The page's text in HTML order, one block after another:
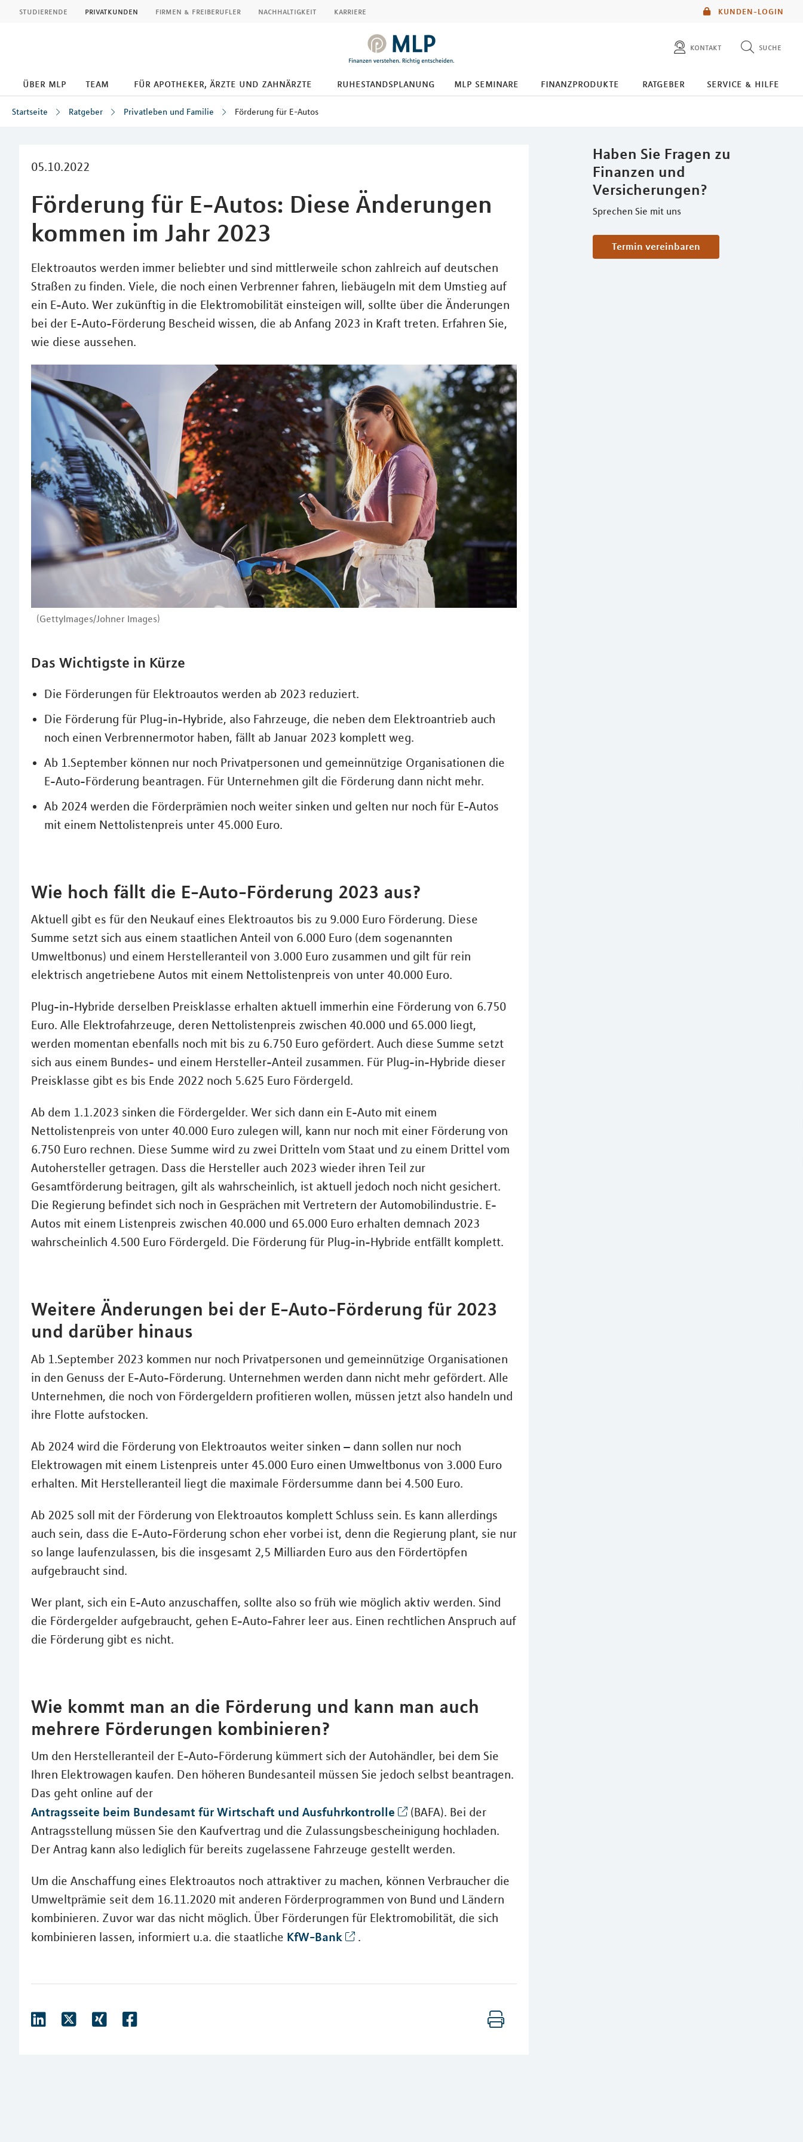
KUNDEN-LOGIN
studierende privatkunden firmen & freiberufler nachhaltigkeit karriere
kontakt suche
diese website durchsuchen
über mlp team für apotheker, ärzte und zahnärzte ruhestandsplanung mlp seminare finanzprodukte ratgeber service & hilfe
Startseite Ratgeber Privatleben und Familie Förderung für E-Autos
05.10.2022
Förderung für E-Autos: Diese Änderungen
kommen im Jahr 2023
Elektroautos werden immer beliebter und sind mittlerweile schon zahlreich auf deutschen
Straßen zu finden. Viele, die noch einen Verbrenner fahren, liebäugeln mit dem Umstieg auf
ein E-Auto. Wer zukünftig in die Elektromobilität einsteigen will, sollte über die Änderungen
bei der E-Auto-Förderung Bescheid wissen, die ab Anfang 2023 in Kraft treten. Erfahren Sie,
wie diese aussehen.
(GettyImages/Johner Images)
Haben Sie Fragen zu
Finanzen und
Versicherungen?
Sprechen Sie mit uns
Termin vereinbaren
Das Wichtigste in Kürze
Die Förderungen für Elektroautos werden ab 2023 reduziert.
Die Förderung für Plug-in-Hybride, also Fahrzeuge, die neben dem Elektroantrieb auch
noch einen Verbrennermotor haben, fällt ab Januar 2023 komplett weg.
Ab 1.September können nur noch Privatpersonen und gemeinnützige Organisationen die
E-Auto-Förderung beantragen. Für Unternehmen gilt die Förderung dann nicht mehr.
Ab 2024 werden die Förderprämien noch weiter sinken und gelten nur noch für E-Autos
mit einem Nettolistenpreis unter 45.000 Euro.
Wie hoch fällt die E-Auto-Förderung 2023 aus?
Aktuell gibt es für den Neukauf eines Elektroautos bis zu 9.000 Euro Förderung. Diese
Summe setzt sich aus einem staatlichen Anteil von 6.000 Euro (dem sogenannten
Umweltbonus) und einem Herstelleranteil von 3.000 Euro zusammen und gilt für rein
elektrisch angetriebene Autos mit einem Nettolistenpreis von unter 40.000 Euro.
Plug-in-Hybride derselben Preisklasse erhalten aktuell immerhin eine Förderung von 6.750
Euro. Alle Elektrofahrzeuge, deren Nettolistenpreis zwischen 40.000 und 65.000 liegt,
werden momentan ebenfalls noch mit bis zu 6.750 Euro gefördert. Auch diese Summe setzt
sich aus einem Bundes- und einem Hersteller-Anteil zusammen. Für Plug-in-Hybride dieser
Preisklasse gibt es bis Ende 2022 noch 5.625 Euro Fördergeld.
Ab dem 1.1.2023 sinken die Fördergelder. Wer sich dann ein E-Auto mit einem
Nettolistenpreis von unter 40.000 Euro zulegen will, kann nur noch mit einer Förderung von
6.750 Euro rechnen. Diese Summe wird zu zwei Dritteln vom Staat und zu einem Drittel vom
Autohersteller getragen. Dass die Hersteller auch 2023 wieder ihren Teil zur
Gesamtförderung beitragen, gilt als wahrscheinlich, ist aktuell jedoch noch nicht gesichert.
Die Regierung befindet sich noch in Gesprächen mit Vertretern der Automobilindustrie. E-
Autos mit einem Listenpreis zwischen 40.000 und 65.000 Euro erhalten demnach 2023
wahrscheinlich 4.500 Euro Fördergeld. Die Förderung für Plug-in-Hybride entfällt komplett.
Weitere Änderungen bei der E-Auto-Förderung für 2023
und darüber hinaus
Ab 1.September 2023 kommen nur noch Privatpersonen und gemeinnützige Organisationen
in den Genuss der E-Auto-Förderung. Unternehmen werden dann nicht mehr gefördert. Alle
Unternehmen, die noch von Fördergeldern profitieren wollen, müssen jetzt also handeln und
ihre Flotte aufstocken.
Ab 2024 wird die Förderung von Elektroautos weiter sinken – dann sollen nur noch
Elektrowagen mit einem Listenpreis unter 45.000 Euro einen Umweltbonus von 3.000 Euro
erhalten. Mit Herstelleranteil liegt die maximale Fördersumme dann bei 4.500 Euro.
Ab 2025 soll mit der Förderung von Elektroautos komplett Schluss sein. Es kann allerdings
auch sein, dass die E-Auto-Förderung schon eher vorbei ist, denn die Regierung plant, sie nur
so lange laufenzulassen, bis die insgesamt 2,5 Milliarden Euro aus den Fördertöpfen
aufgebraucht sind.
Wer plant, sich ein E-Auto anzuschaffen, sollte also so früh wie möglich aktiv werden. Sind
die Fördergelder aufgebraucht, gehen E-Auto-Fahrer leer aus. Einen rechtlichen Anspruch auf
die Förderung gibt es nicht.
Wie kommt man an die Förderung und kann man auch
mehrere Förderungen kombinieren?
Um den Herstelleranteil der E-Auto-Förderung kümmert sich der Autohändler, bei dem Sie
Ihren Elektrowagen kaufen. Den höheren Bundesanteil müssen Sie jedoch selbst beantragen.
Das geht online auf der
Antragsseite beim Bundesamt für Wirtschaft und Ausfuhrkontrolle
(BAFA). Bei der
Antragsstellung müssen Sie den Kaufvertrag und die Zulassungsbescheinigung hochladen.
Der Antrag kann also lediglich für bereits zugelassene Fahrzeuge gestellt werden.
Um die Anschaffung eines Elektroautos noch attraktiver zu machen, können Verbraucher die
Umweltprämie seit dem 16.11.2020 mit anderen Förderprogrammen von Bund und Ländern
kombinieren. Zuvor war das nicht möglich. Über Förderungen für Elektromobilität, die sich
kombinieren lassen, informiert u.a. die staatliche KfW-Bank .